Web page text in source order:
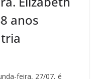
anos
feira, 27/07, é